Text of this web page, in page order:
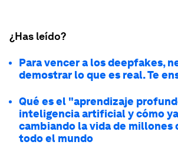
¿Has leído?
Para vencer a los deepfakes,
demostrar lo que es real. Te
Qué es el "aprendizaje
inteligencia artificial y cómo
cambiando la vida de millones
todo el mundo